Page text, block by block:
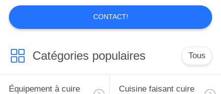
CONTACT!
Catégories populaires Tous
Équipement à cuire
Cuisine faisant cuire